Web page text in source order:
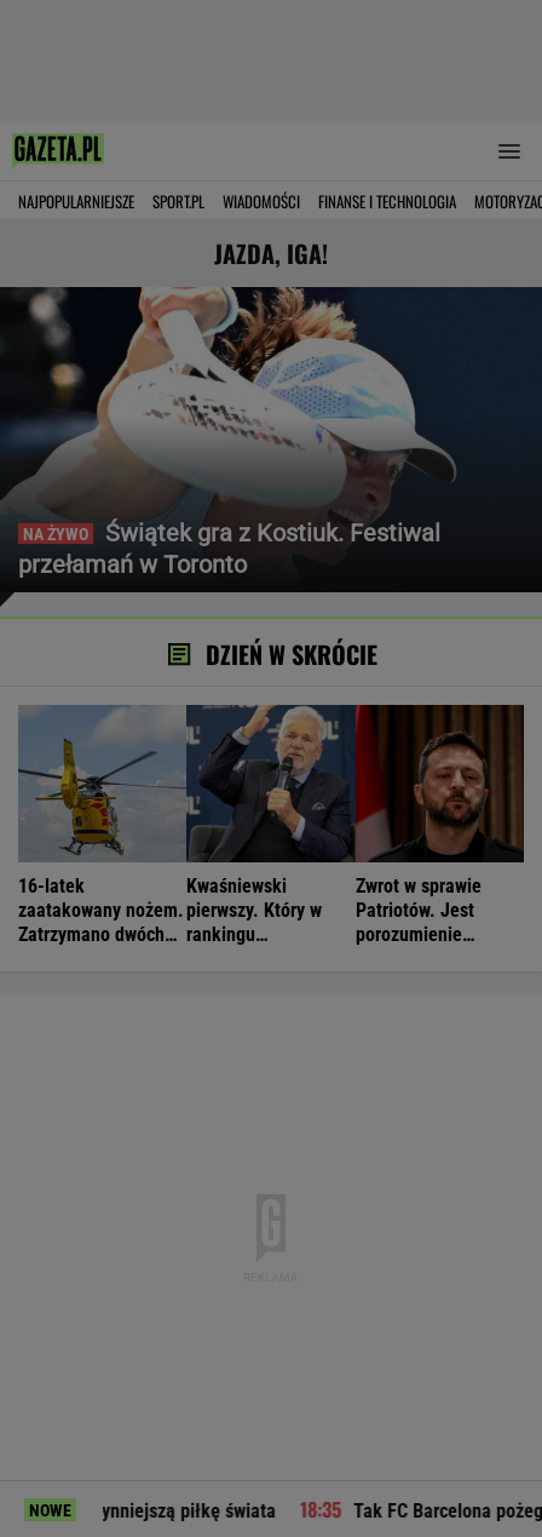
NAJPOPULARNIEJSZE SPORT.PL WIADOMOŚCI FINANSE I TECHNOLOGIA
JAZDA, IGA!
Świątek gra z Kostiuk. Festiwal
przełamań w Toronto
DZIEŃ W SKRÓCIE
16-latek
zaatakowany nożem.
Zatrzymano dwóch
Kwaśniewski
pierwszy. Który w
rankingu
Zwrot w sprawie
Patriotów. Jest
porozumienie
NOWEpiłkę świata Tak FC Barcelona pożegnała ojca